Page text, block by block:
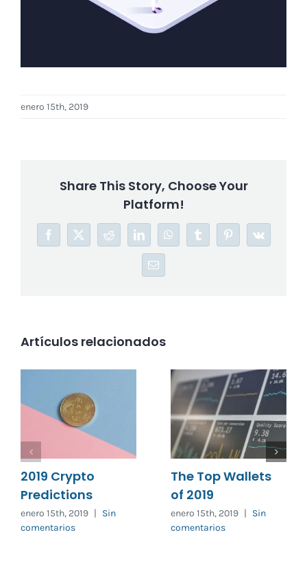
enero 15th, 2019
Share This Story, Choose Your
Platform!
Facebook
X RedditLinkedInWhatsAppTumblrPinterest
Vk
Correo
electrónico
Artículos relacionados
2019 Crypto
Predictions
enero 15th, 2019 | Sin
comentarios
The Top Wallets
of 2019
enero 15th, 2019 | Sin
comentarios